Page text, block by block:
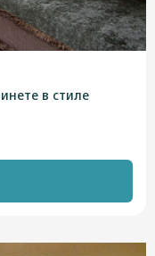
в стиле